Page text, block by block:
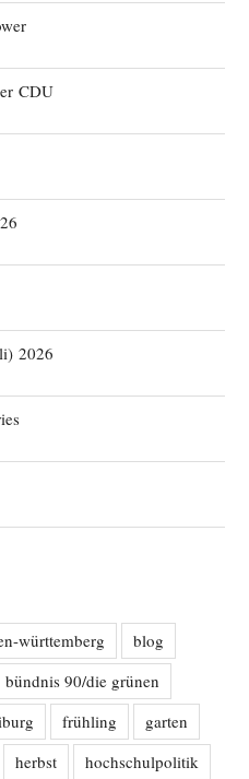
CDU
2026
württemberg
blog
bündnis 90/die grünen
frühling
garten
herbst
hochschulpolitik